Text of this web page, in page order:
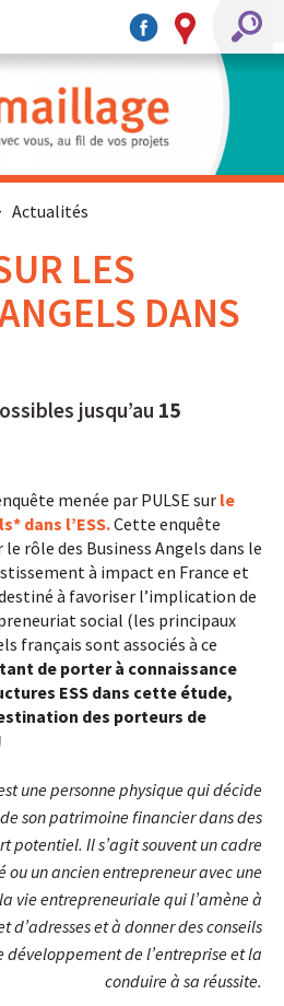
Actualités
LES
DANS
jusqu’au 15
menée par PULSE sur le
dans l’ESS.Cette enquête
rôle des Business Angels dans le
à impact en France et
à favoriser l’implication de
social (les principaux
français sont associés à ce
de porter à connaissance
ESS dans cette étude,
des porteurs de
une personne physique qui décide
son patrimoine financier dans des
potentiel. Il s’agit souvent un cadre
ou un ancien entrepreneur avec une
vie entrepreneuriale qui l’amène à
d’adresses et à donner des conseils
de l’entreprise et la
conduire à sa réussite.